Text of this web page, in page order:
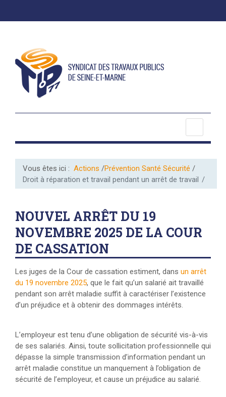
Vous êtes ici : Actions
Prévention Santé Sécurité
Droit à réparation et travail pendant un arrêt de travail
NOUVEL ARRÊT DU 19
NOVEMBRE 2025 DE LA COUR
DE CASSATION
Les juges de la Cour de cassation estiment, dans un arrêt
du 19 novembre 2025, que le fait qu’un salarié ait travaillé
pendant son arrêt maladie suffit à caractériser l’existence
d’un préjudice et à obtenir des dommages intérêts.
L’employeur est tenu d’une obligation de sécurité vis-à-vis
de ses salariés. Ainsi, toute sollicitation professionnelle qui
dépasse la simple transmission d’information pendant un
arrêt maladie constitue un manquement à l’obligation de
sécurité de l’employeur, et cause un préjudice au salarié.